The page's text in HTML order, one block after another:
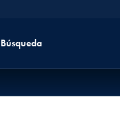
Búsqueda